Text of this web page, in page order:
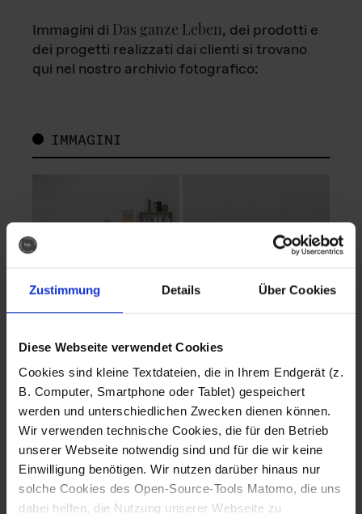
Zustimmung Details Über Cookies
Diese Webseite verwendet Cookies
Cookies sind kleine Textdateien, die in Ihrem Endgerät (z.
B. Computer, Smartphone oder Tablet) gespeichert
werden und unterschiedlichen Zwecken dienen können.
Wir verwenden technische Cookies, die für den Betrieb
unserer Webseite notwendig sind und für die wir keine
Einwilligung benötigen. Wir nutzen darüber hinaus nur
solche Cookies des Open-Source-Tools Matomo, die uns
dabei helfen, die Nutzung unserer Webseite zu
Immagini di Das ganze Leben, dei prodotti e
dei progetti realizzati dai clienti si trovano
qui nel nostro archivio fotografico:
IMMAGINI
Fotografo: Lorenz
Sternbach
Download
Fotografo: Lorenz
Sternbach
Download